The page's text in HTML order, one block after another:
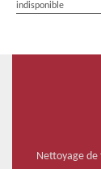
indisponible
Nettoyage